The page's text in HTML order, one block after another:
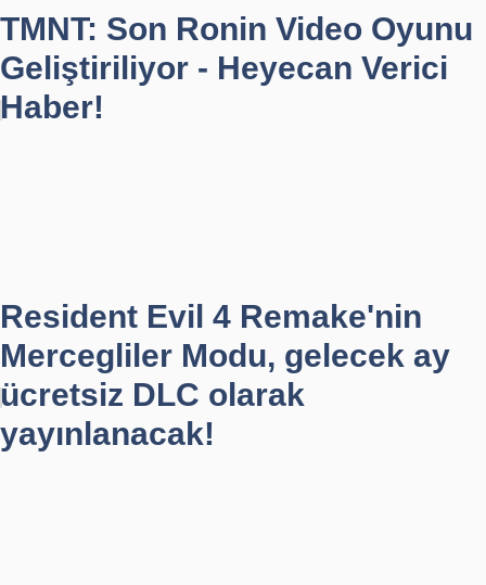
TMNT: Son Ronin Video Oyunu
Geliştiriliyor - Heyecan Verici
Haber!
Resident Evil 4 Remake'nin
Mercegliler Modu, gelecek ay
ücretsiz DLC olarak
yayınlanacak!